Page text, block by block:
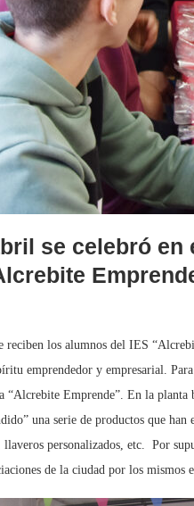
se celebró en
reciben los alumnos del IES
emprendedor y empresarial.
Emprende”. En la
una serie de productos que han
llaveros personalizados, etc. Por
de la ciudad por los mismos